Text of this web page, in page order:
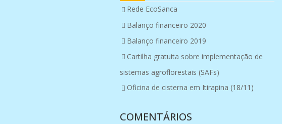
Rede EcoSanca
Balanço financeiro 2020
Balanço financeiro 2019
Cartilha gratuita sobre implementação de
sistemas agroflorestais (SAFs)
Oficina de cisterna em Itirapina (18/11)
COMENTÁRIOS